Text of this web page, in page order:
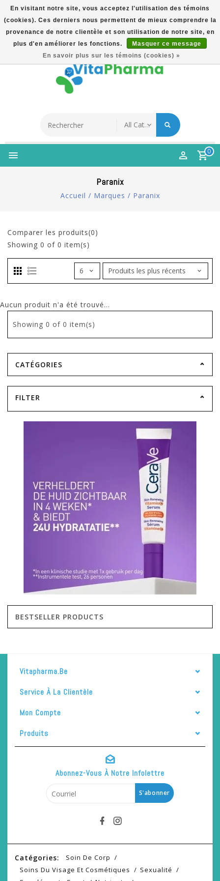
5% Korting Na Aanmelding Op Nieuwsbrief | Gratis
Verzending Vanaf €49 | Online Sinds 2007
Français
0
Paranix
Accueil / Marques / Paranix
Comparer les produits(0)
Showing 0 of 0 item(s)
Aucun produit n'a été trouvé...
Showing 0 of 0 item(s)
CATÉGORIES
FILTER
BESTSELLER PRODUCTS
Vitapharma.be
Service À La Clientèle
Mon Compte
Produits
Abonnez-Vous À Notre Infolettre
S'abonner
Catégories:
Soin De Corp
Soins Du Visage Et Cosmétiques
Sexualité
En visitant notre site, vous acceptez l'utilisation des témoins
(cookies). Ces derniers nous permettent de mieux comprendre la
provenance de notre clientèle et son utilisation de notre site, en
plus d'en améliorer les fonctions.
Masquer ce message
En savoir plus sur les témoins (cookies) »